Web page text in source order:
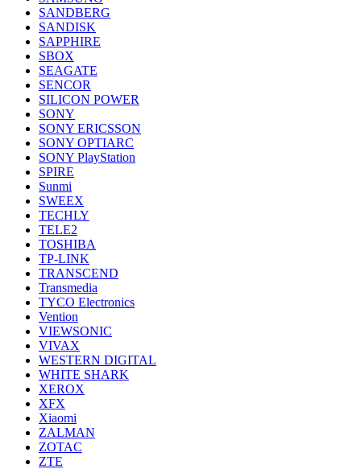
SANDBERG
SANDISK
SAPPHIRE
SBOX
SEAGATE
SENCOR
SILICON POWER
SONY
SONY ERICSSON
SONY OPTIARC
SONY PlayStation
SPIRE
Sunmi
SWEEX
TECHLY
TELE2
TOSHIBA
TP-LINK
TRANSCEND
Transmedia
TYCO Electronics
Vention
VIEWSONIC
VIVAX
WESTERN DIGITAL
WHITE SHARK
XEROX
XFX
Xiaomi
ZALMAN
ZOTAC
ZTE